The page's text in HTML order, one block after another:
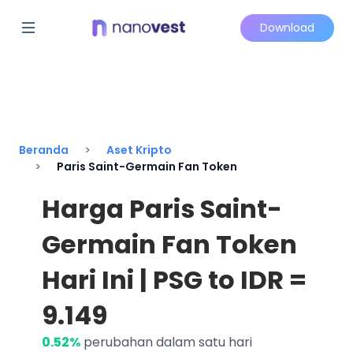
Download
Beranda
Aset Kripto
Paris Saint-Germain Fan Token
Harga Paris Saint-
Germain Fan Token
Hari Ini | PSG to IDR =
9.149
0.52% perubahan dalam satu hari